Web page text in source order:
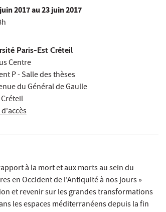
2017au 23 juin 2017
Paris-Est Créteil
Centre
P - Salle des thèses
du Général de Gaulle
à la mort et aux morts au sein du
en Occident de l’Antiquité à nos jours »
et revenir sur les grandes transformations
les espaces méditerranéens depuis la fin